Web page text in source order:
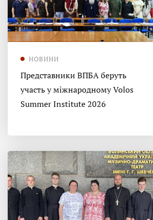
НОВИНИ
Представники ВПБА беруть
участь у міжнародному Volos
Summer Institute 2026